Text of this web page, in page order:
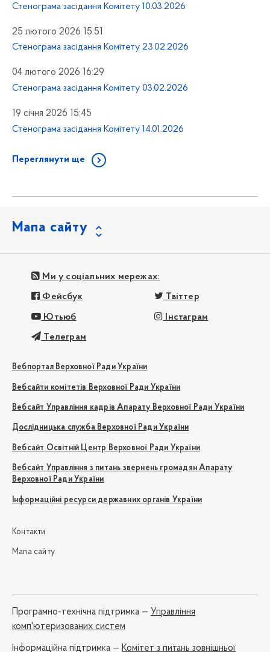
Стенограма засідання Комітету 10.03.2026
25 лютого 2026 15:51
Стенограма засідання Комітету 23.02.2026
04 лютого 2026 16:29
Стенограма засідання Комітету 03.02.2026
19 січня 2026 15:45
Стенограма засідання Комітету 14.01.2026
Переглянути ще
Мапа сайту
Ми у соціальних мережах:
Фейсбук Твіттер
Ютьюб Інстаграм
Телеграм
Вебпортал Верховної Ради України
Вебсайти комітетів Верховної Ради України
Вебсайт Управління кадрів Апарату Верховної Ради України
Дослідницька служба Верховної Ради України
Вебсайт Освітній Центр Верховної Ради України
Вебсайт Управління з питань звернень громадян Апарату
Верховної Ради України
Інформаційні ресурси державних органів України
Контакти
Мапа сайту
Програмно-технічна підтримка — Управління
комп'ютеризованих систем
Iнформаційна підтримка — Комітет з питань зовнішньої